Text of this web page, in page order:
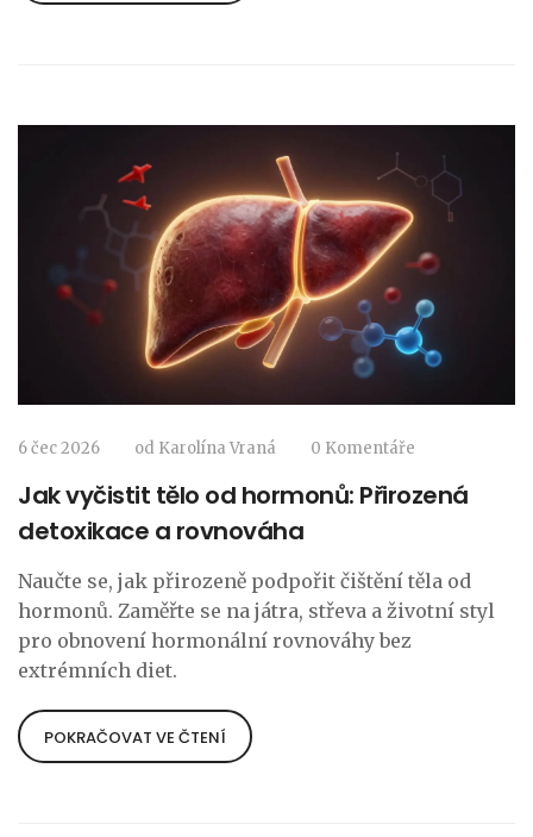
6 čec 2026 od Karolína Vraná 0 Komentáře
Jak vyčistit tělo od hormonů: Přirozená
detoxikace a rovnováha
Naučte se, jak přirozeně podpořit čištění těla od
hormonů. Zaměřte se na játra, střeva a životní styl
pro obnovení hormonální rovnováhy bez
extrémních diet.
POKRAČOVAT VE ČTENÍ